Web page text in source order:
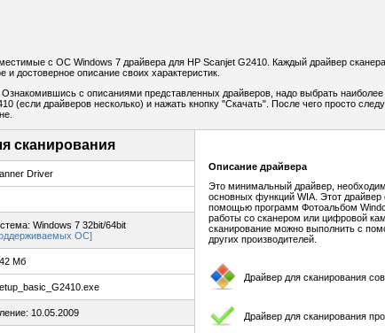
с ОС Windows 7 драйвера для HP Scanjet G2410. Каждый драйвер
и достоверное описание своих характеристик.
с описаниями представленных драйверов, надо выбрать
(если драйверов несколько) и нажать кнопку "Скачать". После чего просто
сканирования
Driver
Windows 7 32bit/64bit
ОС]
Мб
10.05.2009
Описание драйвера
Это минимальный драйвер,
основных функций WIA. Этот драйвер
помощью программ Фотоальбом
работы со сканером или цифровой
сканирование можно выполнить с
других производителей.
Драйвер для сканирования
Драйвер для сканирования